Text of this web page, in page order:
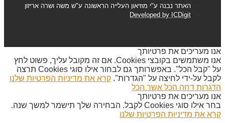
האתר נבנה ע"י מוזיאון העלייה הראשונה ע"ש משה ושרה אריזון
Developed by ICDigit
אנו מעריכים את פרטיותך
אנו משתמשים בקובצי Cookies. אם זה מקובל עליך, פשוט לחץ
על "קבל הכל". באפשרותך גם לבחור אילו סוגי Cookies תרצה
לקבל על-ידי לחיצה על "הגדרות". קרא את מדיניות הפרטיות שלנו
הדגרות דחה הכל אשר הכל
אנו מעריכים את פרטיותך
בחר אילו סוגי Cookies לקבל. הבחירה שלך תישמר למשך שנה.
קרא את מדיניות הפרטיות שלנו